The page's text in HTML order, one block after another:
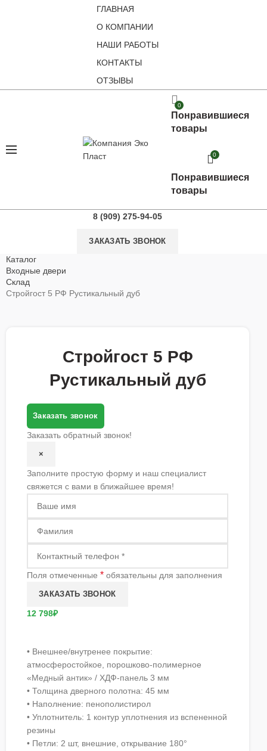
ГЛАВНАЯ
О КОМПАНИИ
НАШИ РАБОТЫ
КОНТАКТЫ
ОТЗЫВЫ
0
Понравившиеся
товары
0
Понравившиеся
товары
8 (909) 275-94-05
ЗАКАЗАТЬ ЗВОНОК
Каталог
Входные двери
Склад
Стройгост 5 РФ Рустикальный дуб
Стройгост 5 РФ
Рустикальный дуб
Заказать звонок
Заказать обратный звонок!
×
Заполните простую форму и наш специалист
свяжется с вами в ближайшее время!
Поля отмеченные * обязательны для заполнения
12 798₽
• Внешнее/внутренее покрытие:
атмосферостойкое, порошково-полимерное
«Медный антик» / ХДФ-панель 3 мм
• Толщина дверного полотна: 45 мм
• Наполнение: пенополистирол
• Уплотнитель: 1 контур уплотнения из вспененной
резины
• Петли: 2 шт, внешние, открывание 180°